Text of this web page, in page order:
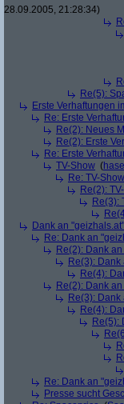
28.09.2005, 21:28:34)
Re(5):
Erste Verhaftungen
Re: Erste
Re(2): Neues
Re(2): Erste
Re: Erste
TV-Show (
Re: TV-Show
Re(2):
Re(3):
Dank an "geizhals.at"
Re: Dank an
Re(2): Dank
Re(3):
Re(4):
Re(2): Dank
Re(3):
Re(4):
Re(5):
Re: Dank an
Presse sucht